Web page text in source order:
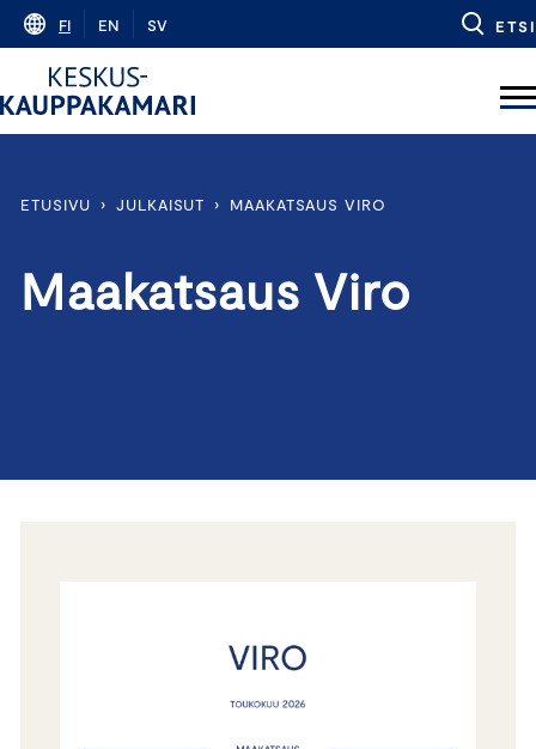
Skip
content
FI EN SV ETSI
ETUSIVU › JULKAISUT › MAAKATSAUS VIRO
Maakatsaus Viro